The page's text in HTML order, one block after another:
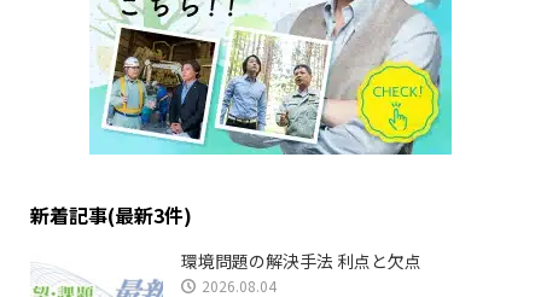
新着記事(最新3件)
環境問題の解決手法 利点と欠点
2026.08.04